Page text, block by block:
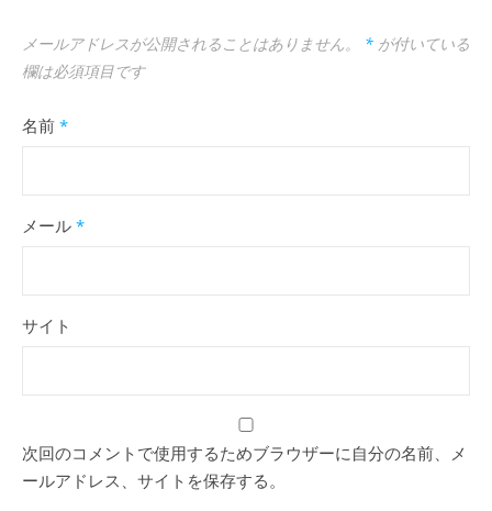
メールアドレスが公開されることはありません。 * が付いている
欄は必須項目です
名前 *
メール *
サイト
次回のコメントで使用するためブラウザーに自分の名前、メ
ールアドレス、サイトを保存する。